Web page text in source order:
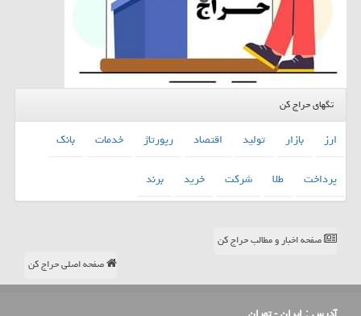
تگهای حراج کن
ارز بازار تولید اقتصاد رپورتاژ خدمات
بانك
پرداخت
طلا شركت خرید برند
صفحه اخبار و مطالب حراج کن
صفحه اصلی حراج کن